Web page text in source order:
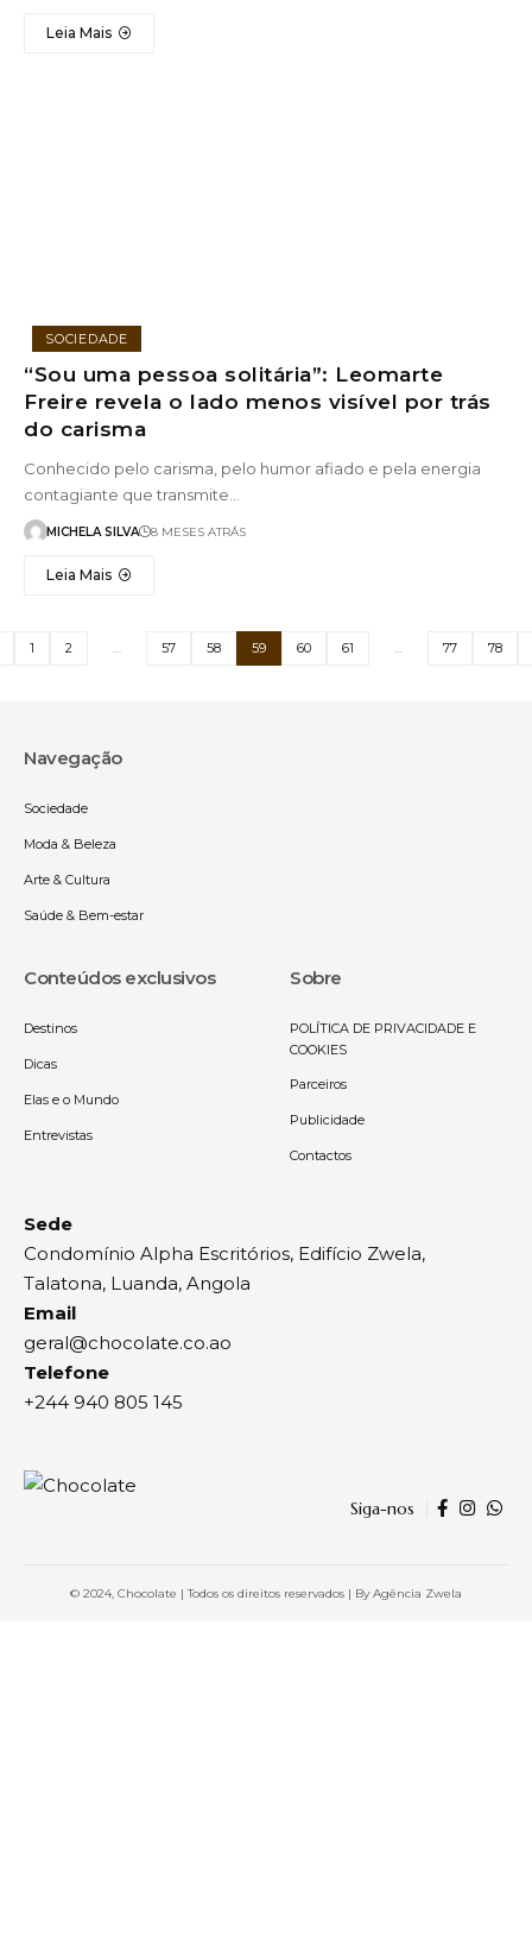
Leia Mais
SOCIEDADE
“Sou uma pessoa solitária”: Leomarte
Freire revela o lado menos visível por trás
do carisma
Conhecido pelo carisma, pelo humor afiado e pela energia
contagiante que transmite…
MICHELA SILVA 8 MESES ATRÁS
Leia Mais
1 2 … 57 58 59 60 61 … 77 78
Navegação
Sociedade
Moda & Beleza
Arte & Cultura
Saúde & Bem-estar
Conteúdos exclusivos
Destinos
Dicas
Elas e o Mundo
Entrevistas
Sobre
POLÍTICA DE PRIVACIDADE E
COOKIES
Parceiros
Publicidade
Contactos
Sede
Condomínio Alpha Escritórios, Edifício Zwela,
Talatona, Luanda, Angola
Email
geral@chocolate.co.ao
Telefone
+244 940 805 145
Siga-nos
© 2024, Chocolate | Todos os direitos reservados | ByAgência Zwela